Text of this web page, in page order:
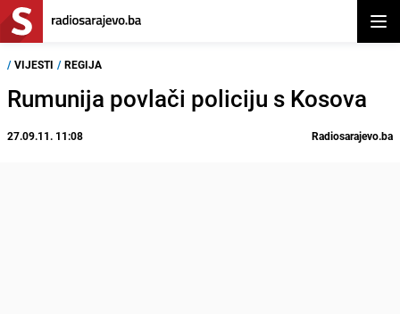
/ VIJESTI / REGIJA
Rumunija povlači policiju s Kosova
27.09.11. 11:08 Radiosarajevo.ba